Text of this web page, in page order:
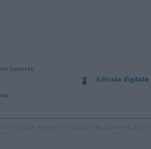
Generali
Edicola digitale